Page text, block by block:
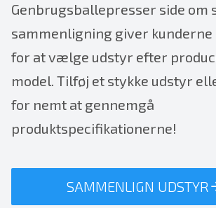
Genbrugsballepresser side om
sammenligning giver kunderne
for at vælge udstyr efter
model. Tilføj et stykke udstyr
for nemt at gennemgå
produktspecifikationerne!
SAMMENLIGN UDSTYR